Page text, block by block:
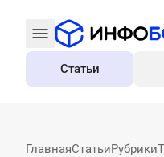
Все
Статьи
ГлавнаяСтатьиРубрики